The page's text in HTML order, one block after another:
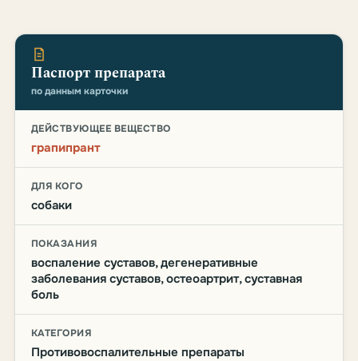
Паспорт препарата
по данным карточки
ДЕЙСТВУЮЩЕЕ ВЕЩЕСТВО
грапипрант
ДЛЯ КОГО
собаки
ПОКАЗАНИЯ
воспаление суставов, дегенеративные
заболевания суставов, остеоартрит, суставная
боль
КАТЕГОРИЯ
Противовоспалительные препараты